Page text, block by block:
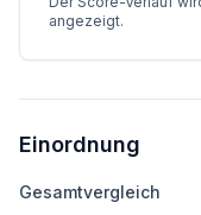
angezeigt.
Einordnung
Gesamtvergleich